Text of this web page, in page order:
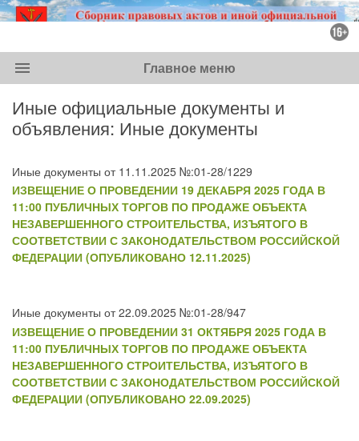
menu Главное меню
Иные официальные документы и
объявления: Иные документы
Иные документы от 11.11.2025 №:01-28/1229
ИЗВЕЩЕНИЕ О ПРОВЕДЕНИИ 19 ДЕКАБРЯ 2025 ГОДА В
11:00 ПУБЛИЧНЫХ ТОРГОВ ПО ПРОДАЖЕ ОБЪЕКТА
НЕЗАВЕРШЕННОГО СТРОИТЕЛЬСТВА, ИЗЪЯТОГО В
СООТВЕТСТВИИ С ЗАКОНОДАТЕЛЬСТВОМ РОССИЙСКОЙ
ФЕДЕРАЦИИ (ОПУБЛИКОВАНО 12.11.2025)
Иные документы от 22.09.2025 №:01-28/947
ИЗВЕЩЕНИЕ О ПРОВЕДЕНИИ 31 ОКТЯБРЯ 2025 ГОДА В
11:00 ПУБЛИЧНЫХ ТОРГОВ ПО ПРОДАЖЕ ОБЪЕКТА
НЕЗАВЕРШЕННОГО СТРОИТЕЛЬСТВА, ИЗЪЯТОГО В
СООТВЕТСТВИИ С ЗАКОНОДАТЕЛЬСТВОМ РОССИЙСКОЙ
ФЕДЕРАЦИИ (ОПУБЛИКОВАНО 22.09.2025)